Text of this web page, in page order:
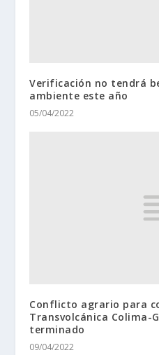
Verificación no tendrá
ambiente este año
05/04/2022
Conflicto agrario para
Transvolcánica Colima-
terminado
09/04/2022